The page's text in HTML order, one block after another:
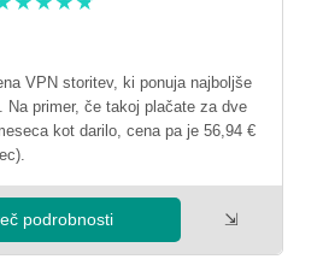
VPN storitev, ki ponuja najboljše
Na primer, če takoj plačate za dve
kot darilo, cena pa je 56,94 €
podrobnosti ⇲